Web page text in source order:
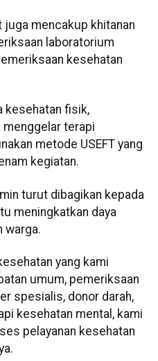
mencakup khitanan
laboratorium
kesehatan
kesehatan fisik,
menggelar terapi
metode USEFT yang
kegiatan.
turut dibagikan kepada
meningkatkan daya
warga.
yang kami
umum, pemeriksaan
spesialis, donor darah,
kesehatan mental, kami
pelayanan kesehatan